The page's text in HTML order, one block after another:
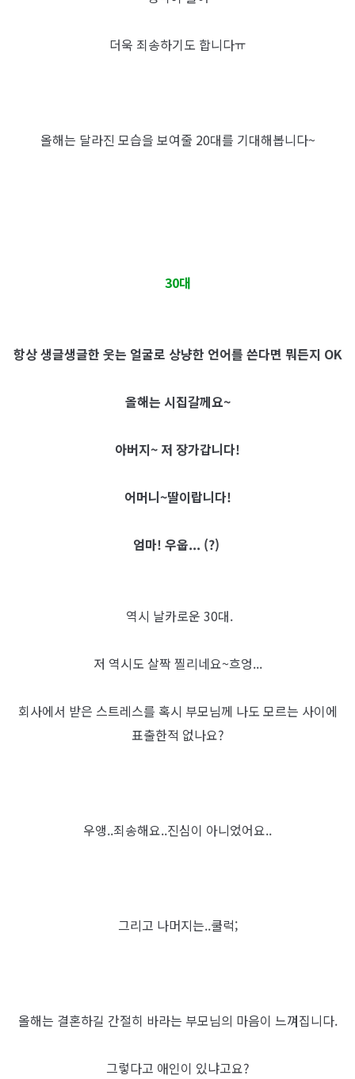
더욱 죄송하기도 합니다ㅠ
올해는 달라진 모습을 보여줄 20대를 기대해봅니다~
30대
항상 생글생글한 웃는 얼굴로 상냥한 언어를 쓴다면 뭐든지 OK
올해는 시집갈께요~
아버지~ 저 장가갑니다!
어머니~딸이랍니다!
엄마! 우웁... (?)
역시 날카로운 30대.
저 역시도 살짝 찔리네요~흐엉...
회사에서 받은 스트레스를 혹시 부모님께 나도 모르는 사이에
표출한적 없나요?
우앵..죄송해요..진심이 아니었어요..
그리고 나머지는..쿨럭;
올해는 결혼하길 간절히 바라는 부모님의 마음이 느껴집니다.
그렇다고 애인이 있냐고요?